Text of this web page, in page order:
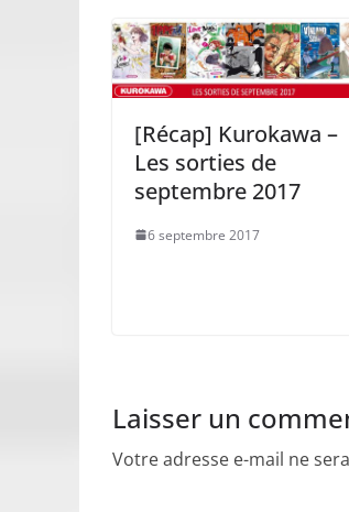
[Récap] Kurokawa –
Les sorties de
septembre 2017
6 septembre 2017
Laisser un
Votre adresse e-mail ne